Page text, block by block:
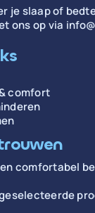
je slaap of
ons op via
comfort
comfortabel